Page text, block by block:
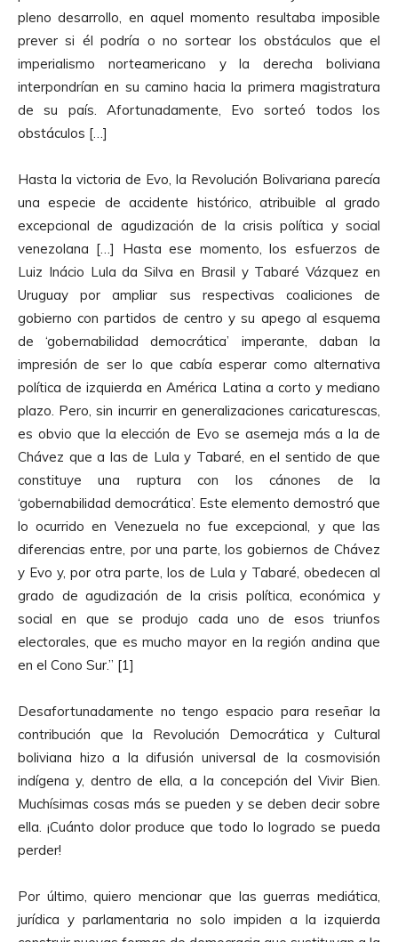
pleno desarrollo, en aquel momento resultaba imposible
prever si él podría o no sortear los obstáculos que el
imperialismo norteamericano y la derecha boliviana
interpondrían en su camino hacia la primera magistratura
de su país. Afortunadamente, Evo sorteó todos los
obstáculos […]
Hasta la victoria de Evo, la Revolución Bolivariana parecía
una especie de accidente histórico, atribuible al grado
excepcional de agudización de la crisis política y social
venezolana […] Hasta ese momento, los esfuerzos de
Luiz Inácio Lula da Silva en Brasil y Tabaré Vázquez en
Uruguay por ampliar sus respectivas coaliciones de
gobierno con partidos de centro y su apego al esquema
de ‘gobernabilidad democrática’ imperante, daban la
impresión de ser lo que cabía esperar como alternativa
política de izquierda en América Latina a corto y mediano
plazo. Pero, sin incurrir en generalizaciones caricaturescas,
es obvio que la elección de Evo se asemeja más a la de
Chávez que a las de Lula y Tabaré, en el sentido de que
constituye una ruptura con los cánones de la
‘gobernabilidad democrática’. Este elemento demostró que
lo ocurrido en Venezuela no fue excepcional, y que las
diferencias entre, por una parte, los gobiernos de Chávez
y Evo y, por otra parte, los de Lula y Tabaré, obedecen al
grado de agudización de la crisis política, económica y
social en que se produjo cada uno de esos triunfos
electorales, que es mucho mayor en la región andina que
en el Cono Sur.” [1]
Desafortunadamente no tengo espacio para reseñar la
contribución que la Revolución Democrática y Cultural
boliviana hizo a la difusión universal de la cosmovisión
indígena y, dentro de ella, a la concepción del Vivir Bien.
Muchísimas cosas más se pueden y se deben decir sobre
ella. ¡Cuánto dolor produce que todo lo logrado se pueda
perder!
Por último, quiero mencionar que las guerras mediática,
jurídica y parlamentaria no solo impiden a la izquierda